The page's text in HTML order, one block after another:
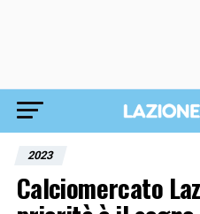
2023
Calciomercato